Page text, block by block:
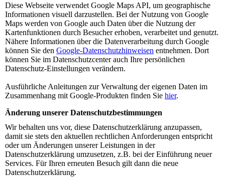
Diese Webseite verwendet Google Maps API, um geographische
Informationen visuell darzustellen. Bei der Nutzung von Google
Maps werden von Google auch Daten über die Nutzung der
Kartenfunktionen durch Besucher erhoben, verarbeitet und genutzt.
Nähere Informationen über die Datenverarbeitung durch Google
können Sie den Google-Datenschutzhinweisen entnehmen. Dort
können Sie im Datenschutzcenter auch Ihre persönlichen
Datenschutz-Einstellungen verändern.
Ausführliche Anleitungen zur Verwaltung der eigenen Daten im
Zusammenhang mit Google-Produkten finden Sie hier.
Änderung unserer Datenschutzbestimmungen
Wir behalten uns vor, diese Datenschutzerklärung anzupassen,
damit sie stets den aktuellen rechtlichen Anforderungen entspricht
oder um Änderungen unserer Leistungen in der
Datenschutzerklärung umzusetzen, z.B. bei der Einführung neuer
Services. Für Ihren erneuten Besuch gilt dann die neue
Datenschutzerklärung.